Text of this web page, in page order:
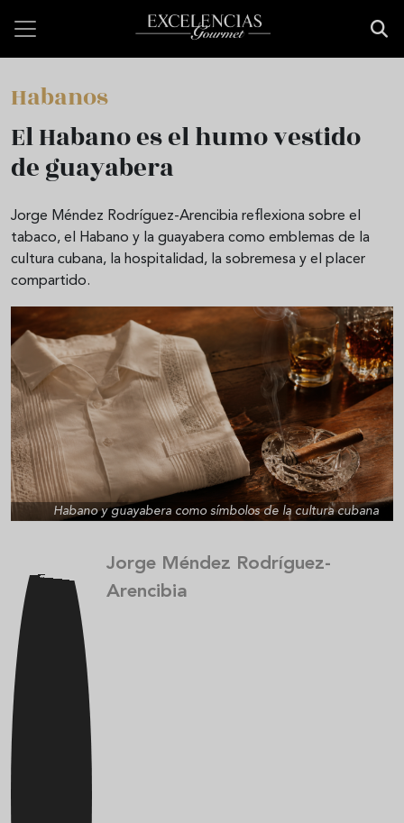
Habanos
El Habano es el humo vestido
de guayabera
Jorge Méndez Rodríguez-Arencibia reflexiona sobre el
tabaco, el Habano y la guayabera como emblemas de la
cultura cubana, la hospitalidad, la sobremesa y el placer
compartido.
Habano y guayabera como símbolos de la cultura cubana
Jorge Méndez Rodríguez-
Arencibia